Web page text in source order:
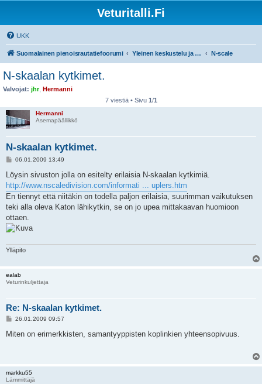
Veturitalli.Fi
UKK
Suomalainen pienoisrautatiefoorumi Yleinen keskustelu ja muut mittakaavat N-scale
N-skaalan kytkimet.
Valvojat: jhr, Hermanni
7 viestiä • Sivu 1/1
Hermanni
Asemapäällikkö
N-skaalan kytkimet.
V
e
s
t
i
06.01.2009 13:49
Löysin sivuston jolla on esitelty erilaisia N-skaalan kytkimiä.
http://www.nscaledivision.com/informati ... uplers.htm
En tiennyt että niitäkin on todella paljon erilaisia, suurimman vaikutuksen
teki alla oleva Katon lähikytkin, se on jo upea mittakaavan huomioon
ottaen.
Ylläpito
ealab
Veturinkuljettaja
Re: N-skaalan kytkimet.
V
e
26.01.2009 09:57
Miten on erimerkkisten, samantyyppisten koplinkien yhteensopivuus.
markku55
Lämmittäjä